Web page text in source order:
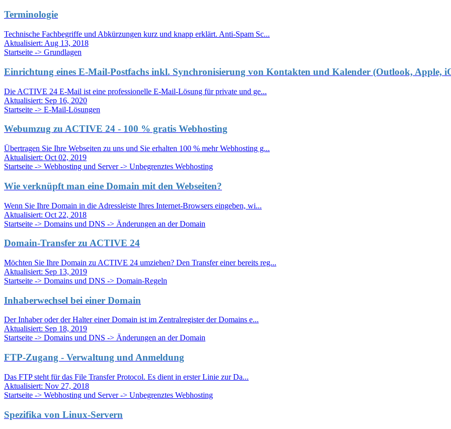
Terminologie
Technische Fachbegriffe und Abkürzungen kurz und knapp erklärt. Anti-Spam Sc...
Aktualisiert: Aug 13, 2018
Startseite -> Grundlagen
Einrichtung eines E-Mail-Postfachs inkl. Synchronisierung von Kontakten und Kalender (Outlook, Apple,
Die ACTIVE 24 E-Mail ist eine professionelle E-Mail-Lösung für private und ge...
Aktualisiert: Sep 16, 2020
Startseite -> E-Mail-Lösungen
Webumzug zu ACTIVE 24 - 100 % gratis Webhosting
Übertragen Sie Ihre Webseiten zu uns und Sie erhalten 100 % mehr Webhosting g...
Aktualisiert: Oct 02, 2019
Startseite -> Webhosting und Server -> Unbegrenztes Webhosting
Wie verknüpft man eine Domain mit den Webseiten?
Wenn Sie Ihre Domain in die Adressleiste Ihres Internet-Browsers eingeben, wi...
Aktualisiert: Oct 22, 2018
Startseite -> Domains und DNS -> Änderungen an der Domain
Domain-Transfer zu ACTIVE 24
Möchten Sie Ihre Domain zu ACTIVE 24 umziehen? Den Transfer einer bereits reg...
Aktualisiert: Sep 13, 2019
Startseite -> Domains und DNS -> Domain-Regeln
Inhaberwechsel bei einer Domain
Der Inhaber oder der Halter einer Domain ist im Zentralregister der Domains e...
Aktualisiert: Sep 18, 2019
Startseite -> Domains und DNS -> Änderungen an der Domain
FTP-Zugang - Verwaltung und Anmeldung
Das FTP steht für das File Transfer Protocol. Es dient in erster Linie zur Da...
Aktualisiert: Nov 27, 2018
Startseite -> Webhosting und Server -> Unbegrenztes Webhosting
Spezifika von Linux-Servern